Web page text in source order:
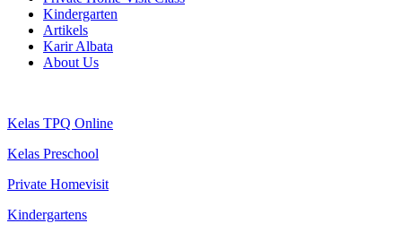
Kindergarten
Artikels
Karir Albata
About Us
Kelas TPQ Online
Kelas Preschool
Private Homevisit
Kindergartens